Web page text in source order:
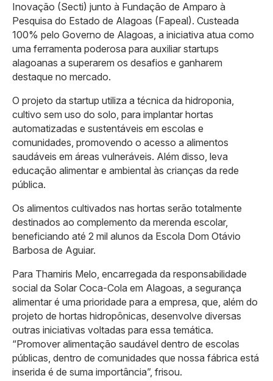
Inovação (Secti) junto à Fundação de Amparo à
Pesquisa do Estado de Alagoas (Fapeal). Custeada
100% pelo Governo de Alagoas, a iniciativa atua como
uma ferramenta poderosa para auxiliar startups
alagoanas a superarem os desafios e ganharem
destaque no mercado.
O projeto da startup utiliza a técnica da hidroponia,
cultivo sem uso do solo, para implantar hortas
automatizadas e sustentáveis em escolas e
comunidades, promovendo o acesso a alimentos
saudáveis em áreas vulneráveis. Além disso, leva
educação alimentar e ambiental às crianças da rede
pública.
Os alimentos cultivados nas hortas serão totalmente
destinados ao complemento da merenda escolar,
beneficiando até 2 mil alunos da Escola Dom Otávio
Barbosa de Aguiar.
Para Thamiris Melo, encarregada da responsabilidade
social da Solar Coca-Cola em Alagoas, a segurança
alimentar é uma prioridade para a empresa, que, além do
projeto de hortas hidropônicas, desenvolve diversas
outras iniciativas voltadas para essa temática.
“Promover alimentação saudável dentro de escolas
públicas, dentro de comunidades que nossa fábrica está
inserida é de suma importância”, frisou.